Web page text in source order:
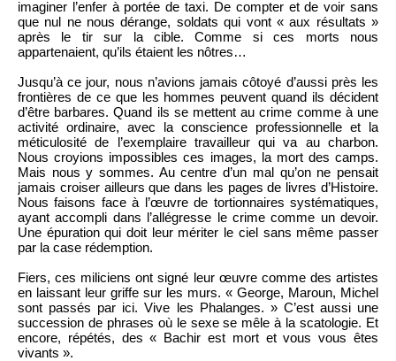
imaginer l’enfer à portée de taxi. De compter et de voir sans
que nul ne nous dérange, soldats qui vont « aux résultats »
après le tir sur la cible. Comme si ces morts nous
appartenaient, qu’ils étaient les nôtres…
Jusqu’à ce jour, nous n’avions jamais côtoyé d’aussi près les
frontières de ce que les hommes peuvent quand ils décident
d’être barbares. Quand ils se mettent au crime comme à une
activité ordinaire, avec la conscience professionnelle et la
méticulosité de l’exemplaire travailleur qui va au charbon.
Nous croyions impossibles ces images, la mort des camps.
Mais nous y sommes. Au centre d’un mal qu’on ne pensait
jamais croiser ailleurs que dans les pages de livres d’Histoire.
Nous faisons face à l’œuvre de tortionnaires systématiques,
ayant accompli dans l’allégresse le crime comme un devoir.
Une épuration qui doit leur mériter le ciel sans même passer
par la case rédemption.
Fiers, ces miliciens ont signé leur œuvre comme des artistes
en laissant leur griffe sur les murs. « George, Maroun, Michel
sont passés par ici. Vive les Phalanges. » C’est aussi une
succession de phrases où le sexe se mêle à la scatologie. Et
encore, répétés, des « Bachir est mort et vous vous êtes
vivants ».